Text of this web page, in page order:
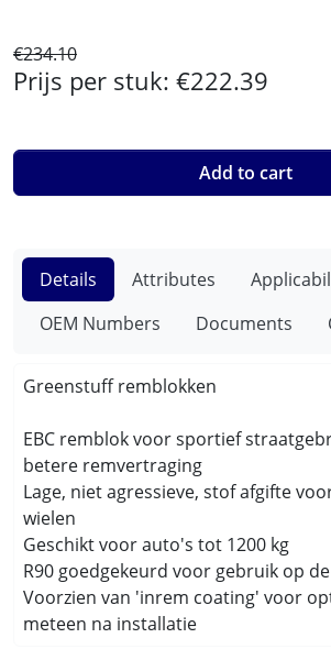
€234.10
Prijs per stuk: €222.39
Add to cart
Details Attributes
OEM Numbers
Documents
Greenstuff remblokken
EBC remblok voor sportief
betere remvertraging
Lage, niet agressieve, stof afgifte
wielen
Geschikt voor auto's tot 1200 kg
R90 goedgekeurd voor gebruik op
Voorzien van 'inrem coating' voor
meteen na installatie